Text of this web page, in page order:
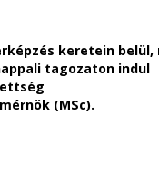
keretein belül,
tagozaton indul
(MSc).